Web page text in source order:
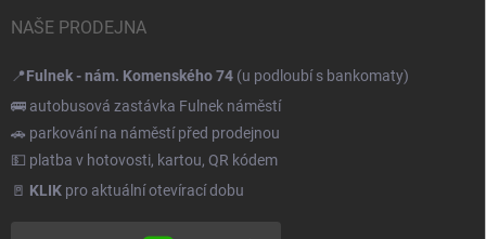
NAŠE PRODEJNA
📍Fulnek - nám. Komenského 74 (u podloubí s bankomaty)
🚌 autobusová zastávka Fulnek náměstí
🚗 parkování na náměstí před prodejnou
💵 platba v hotovosti, kartou, QR kódem
🚪 KLIK pro aktuální otevírací dobu